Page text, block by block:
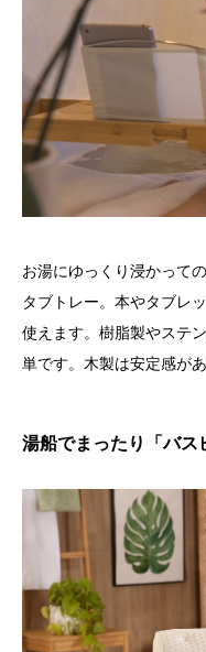
お湯にゆっくり浸かって
タブトレー。本やタブレ
使えます。樹脂製やステ
単です。木製は安定感が
湯船でまったり「バス